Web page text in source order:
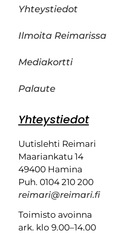
Yhteystiedot
Ilmoita Reimarissa
Mediakortti
Palaute
Yhteystiedot
Uutislehti Reimari
Maariankatu 14
49400 Hamina
Puh. 0104 210 200
reimari@reimari.fi
Toimisto avoinna
ark. klo 9.00–14.00